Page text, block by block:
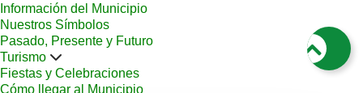
Información del Municipio
Nuestros Símbolos
Pasado, Presente y Futuro
Turismo
Fiestas y Celebraciones
Cómo llegar al Municipio